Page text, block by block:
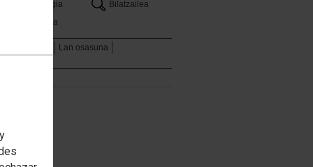
Egutegia
Bilatzailea
Prentsa
Lan osasuna